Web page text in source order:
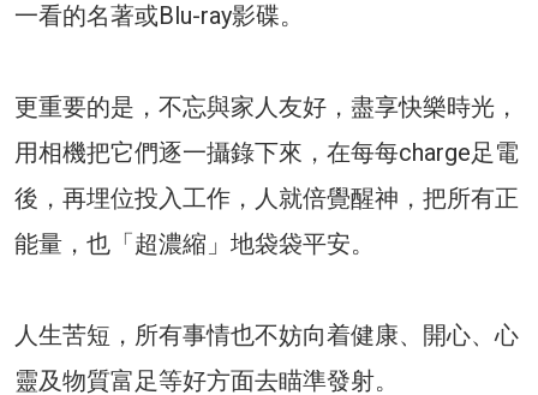
一看的名著或Blu-ray影碟。
更重要的是，不忘與家人友好，盡享快樂時光，
用相機把它們逐一攝錄下來，在每每charge足電
後，再埋位投入工作，人就倍覺醒神，把所有正
能量，也「超濃縮」地袋袋平安。
人生苦短，所有事情也不妨向着健康、開心、心
靈及物質富足等好方面去瞄準發射。